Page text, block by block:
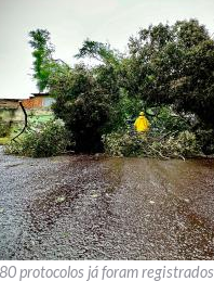
protocolos já foram registrados